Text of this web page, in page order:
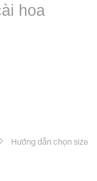
hoa
Hướng dẫn chọn size